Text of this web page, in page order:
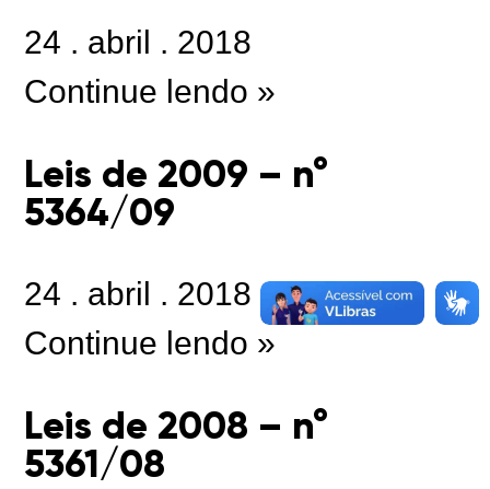
24 . abril . 2018
Continue lendo »
Leis de 2009 – n°
5364/09
24 . abril . 2018
Continue lendo »
Leis de 2008 – n°
5361/08